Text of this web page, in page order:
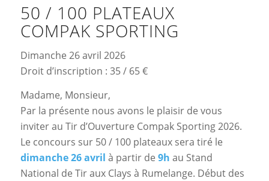
50 / 100 PLATEAUX
COMPAK SPORTING
Dimanche 26 avril 2026
Droit d’inscription : 35 / 65 €
Madame, Monsieur,
Par la présente nous avons le plaisir de vous
inviter au Tir d’Ouverture Compak Sporting 2026.
Le concours sur 50 / 100 plateaux sera tiré le
dimanche 26 avril à partir de 9h au Stand
National de Tir aux Clays à Rumelange. Début des